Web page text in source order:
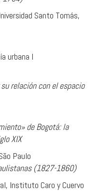
Santo Tomás,
urbana I
relación con el espacio
de Bogotá: la
XIX
Paulo
(1827-1860)
Instituto Caro y Cuervo